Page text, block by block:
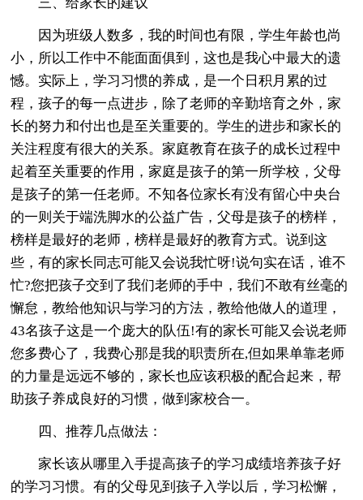
因为班级人数多，我的时间也有限，学生年龄也尚
小，所以工作中不能面面俱到，这也是我心中最大的遗
憾。实际上，学习习惯的养成，是一个日积月累的过
程，孩子的每一点进步，除了老师的辛勤培育之外，家
长的努力和付出也是至关重要的。学生的进步和家长的
关注程度有很大的关系。家庭教育在孩子的成长过程中
起着至关重要的作用，家庭是孩子的第一所学校，父母
是孩子的第一任老师。不知各位家长有没有留心中央台
的一则关于端洗脚水的公益广告，父母是孩子的榜样，
榜样是最好的老师，榜样是最好的教育方式。说到这
些，有的家长同志可能又会说我忙呀!说句实在话，谁不
忙?您把孩子交到了我们老师的手中，我们不敢有丝毫的
懈怠，教给他知识与学习的方法，教给他做人的道理，
43名孩子这是一个庞大的队伍!有的家长可能又会说老师
您多费心了，我费心那是我的职责所在,但如果单靠老师
的力量是远远不够的，家长也应该积极的配合起来，帮
助孩子养成良好的习惯，做到家校合一。
四、推荐几点做法：
家长该从哪里入手提高孩子的学习成绩培养孩子好
的学习习惯。有的父母见到孩子入学以后，学习松懈，